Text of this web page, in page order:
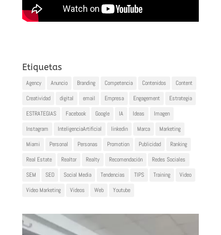
Etiquetas
Agency Anuncio Branding Competencia Contenidos
Content
Creatividad
digital email Empresa Engagement
Estrategia
ESTRATEGIAS
Facebook Google IA Ideas
Imagen
Instagram
InteligenciaArtificial linkedin Marca
Marketing
Miami
Personal Personas Promotion Publicidad
Ranking
Real Estate
Realtor Realty Recomendación
Redes Sociales
SEM
SEO Social Media Tendencias TIPS Training
Video
Video Marketing
Videos Web Youtube
Reproductor
de